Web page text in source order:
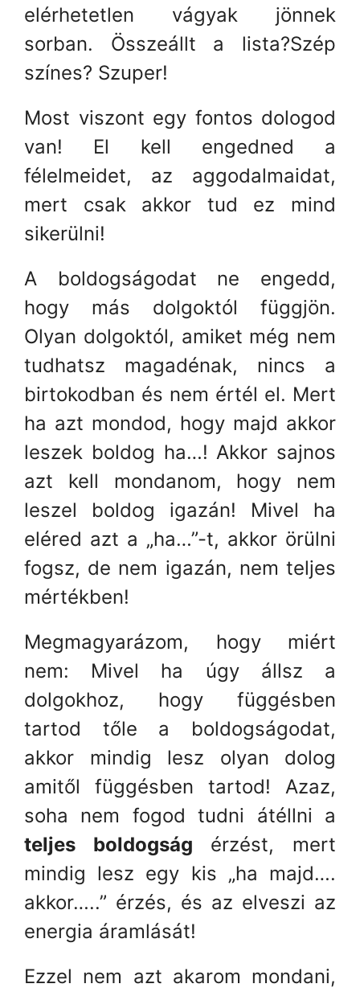
elérhetetlen vágyak jönnek
sorban. Összeállt a lista?Szép
színes? Szuper!
Most viszont egy fontos dologod
van! El kell engedned a
félelmeidet, az aggodalmaidat,
mert csak akkor tud ez mind
sikerülni!
A boldogságodat ne engedd,
hogy más dolgoktól függjön.
Olyan dolgoktól, amiket még nem
tudhatsz magadénak, nincs a
birtokodban és nem értél el. Mert
ha azt mondod, hogy majd akkor
leszek boldog ha…! Akkor sajnos
azt kell mondanom, hogy nem
leszel boldog igazán! Mivel ha
eléred azt a „ha…”-t, akkor örülni
fogsz, de nem igazán, nem teljes
mértékben!
Megmagyarázom, hogy miért
nem: Mivel ha úgy állsz a
dolgokhoz, hogy függésben
tartod tőle a boldogságodat,
akkor mindig lesz olyan dolog
amitől függésben tartod! Azaz,
soha nem fogod tudni átéllni a
teljes boldogság érzést, mert
mindig lesz egy kis „ha majd….
akkor…..” érzés, és az elveszi az
energia áramlását!
Ezzel nem azt akarom mondani,